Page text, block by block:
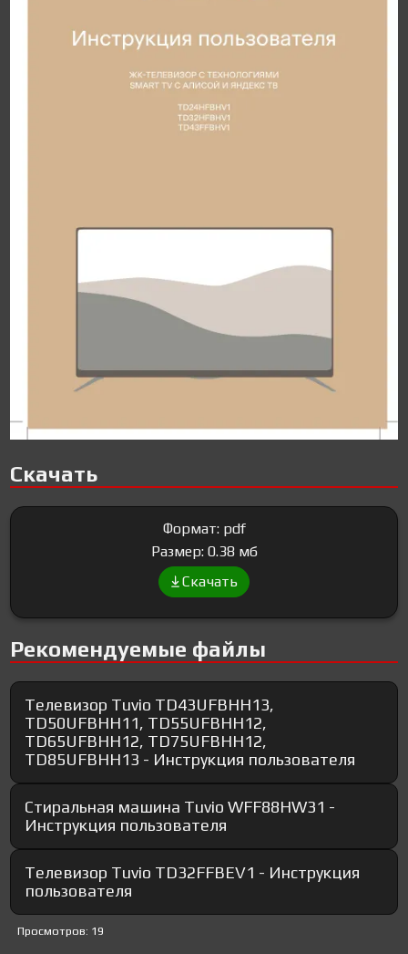
Скачать
Формат: pdf
Размер: 0.38 мб
Скачать
Рекомендуемые файлы
Телевизор Tuvio TD43UFBHH13,
TD50UFBHH11, TD55UFBHH12,
TD65UFBHH12, TD75UFBHH12,
TD85UFBHH13 - Инструкция пользователя
Стиральная машина Tuvio WFF88HW31 -
Инструкция пользователя
Телевизор Tuvio TD32FFBEV1 - Инструкция
пользователя
Просмотров: 19